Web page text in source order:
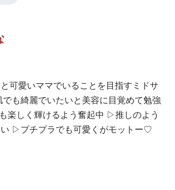
可愛いママでいることを目指すミドサ
も綺麗でいたいと美容に目覚めて勉強
楽しく輝けるよう奮起中 ▷推しのよう
い ▷プチプラでも可愛くがモットー♡